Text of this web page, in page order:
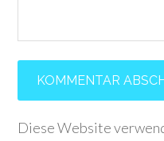
Diese Website